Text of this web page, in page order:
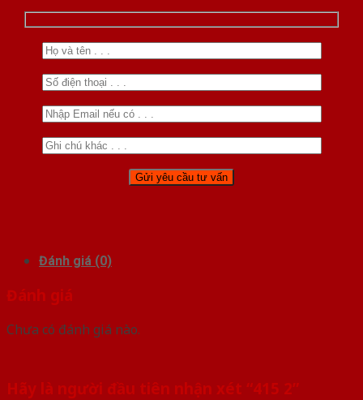
Đánh giá (0)
Đánh giá
Chưa có đánh giá nào.
Hãy là người đầu tiên nhận xét “415 2”